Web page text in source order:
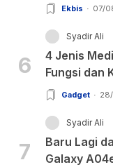
Ekbis 07/
6
Syadir Ali
4 Jenis
Fungsi dan
Gadget
7
Syadir Ali
Baru Lagi
Galaxy